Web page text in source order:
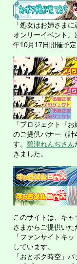
「処女はお姉さまに
オンリーイベント。
年10月17日開催予定
「プロジェクト『お
のご提供バナー（計
す。 碧津れんぢさん
きました。
このサイトは、キャ
さまからご提供いた
「ファンサイトキ
しています。
「おとボク時空」バ